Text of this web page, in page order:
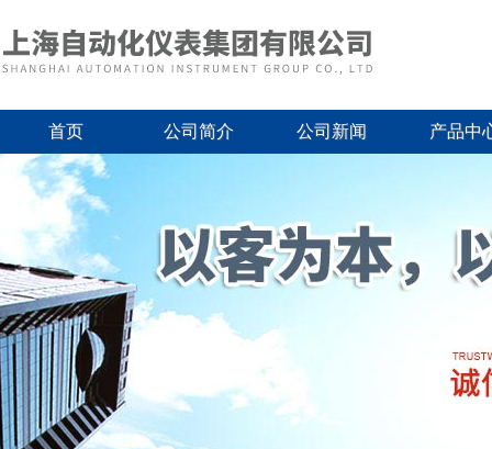
首页 公司简介 公司新闻 产品中